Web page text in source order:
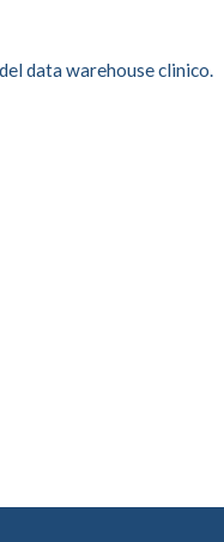
data warehouse clinico.